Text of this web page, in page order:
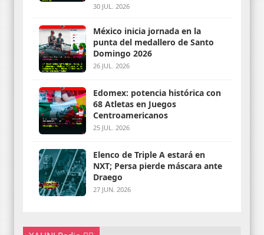
30 JUL. 2026
México inicia jornada en la
punta del medallero de Santo
Domingo 2026
26 JUL. 2026
Edomex: potencia histórica con
68 Atletas en Juegos
Centroamericanos
25 JUL. 2026
Elenco de Triple A estará en
NXT; Persa pierde máscara ante
Draego
27 JUN. 2026